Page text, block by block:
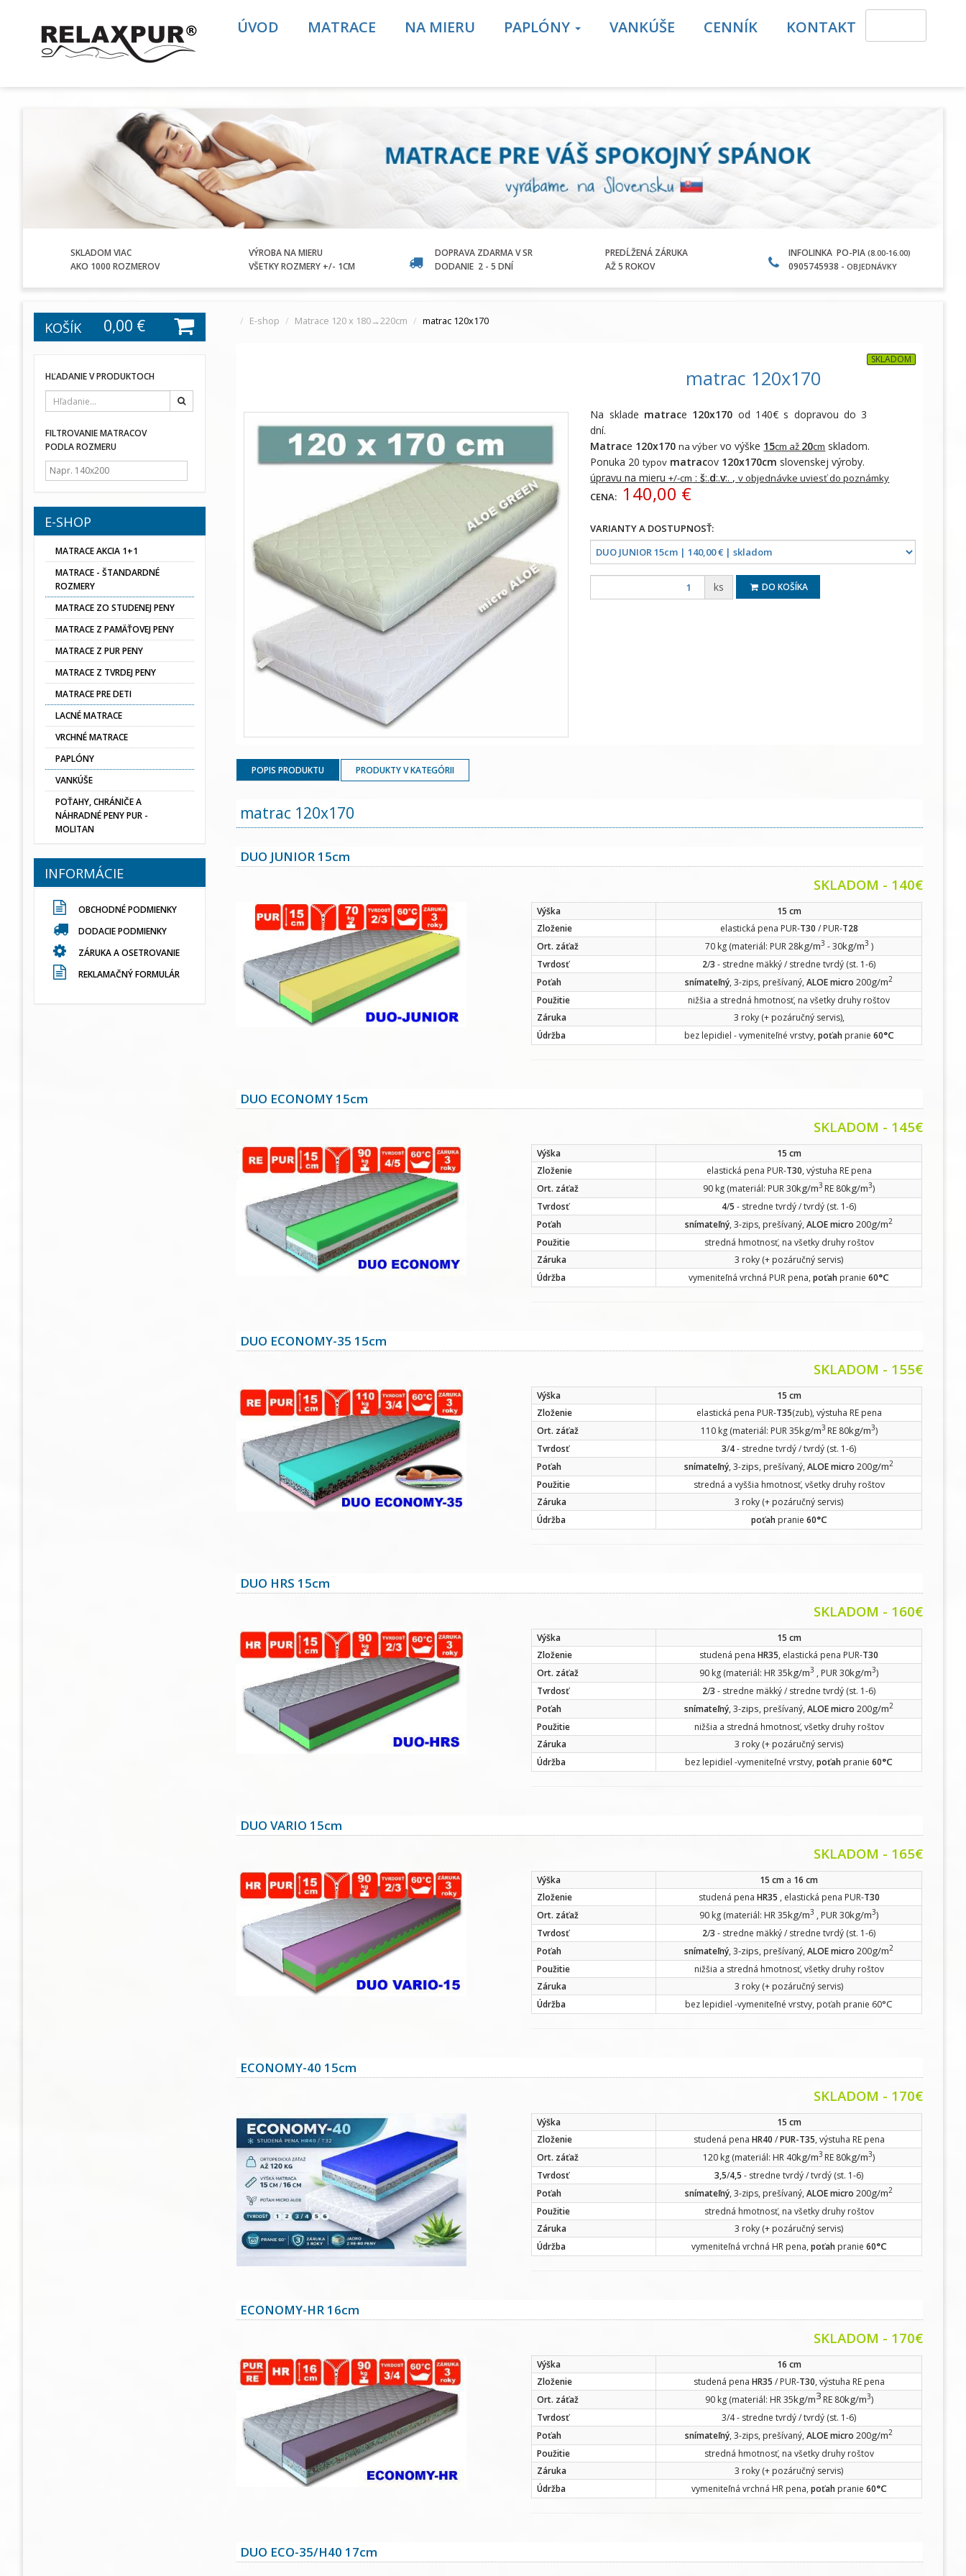
ÚVOD MATRACE NA MIERU PAPLÓNY VANKÚŠE CENNÍK KONTAKT
SKLADOM VIAC
AKO 1000 ROZMEROV
VÝROBA NA MIERU
VŠETKY ROZMERY +/- 1CM
DOPRAVA ZDARMA V SR
DODANIE 2 - 5 DNÍ
PREDĹŽENÁ ZÁRUKA
AŽ 5 ROKOV
INFOLINKA PO-PIA (8.00-16.00)
0905745938 - OBJEDNÁVKY
E-shop Matrace 120 x 180→220cm matrac 120x170
matrac 120x170
SKLADOM
Na sklade matrace 120x170 od 140€ s dopravou do 3
dní.
Matrace 120x170 na výber vo výške 15cm až 20cm skladom.
Ponuka 20typov matracov 120x170cm slovenskej výroby.
úpravu na mieru+/-cm :š:.d:.v:. ,v objednávke uviesť do poznámky
CENA: 140,00 €
ks DO KOŠÍKA
POPIS PRODUKTU PRODUKTY V KATEGÓRII
matrac 120x170
DUO JUNIOR 15cm
SKLADOM - 140€
Výška
15 cm
Zloženie
elastická pena PUR-T30 / PUR-T28
Ort. záťaž
70 kg (materiál: PUR 28kg/m3 - 30kg/m3 )
Tvrdosť
2/3 - stredne mäkký / stredne tvrdý (st. 1-6)
Poťah
snímateľný, 3-zips, prešívaný,ALOE micro 200g/m2
Použitie
nižšia a stredná hmotnosť, na všetky druhy roštov
Záruka
3 roky (+ pozáručný servis),
Údržba
bez lepidiel - vymeniteľné vrstvy, poťahpranie 60°C
DUO ECONOMY 15cm
SKLADOM - 145€
Výška
15 cm
Zloženie
elastická pena PUR-T30, výstuha RE pena
Ort. záťaž
90 kg (materiál: PUR 30kg/m3 RE 80kg/m3)
Tvrdosť
4/5 - stredne tvrdý / tvrdý (st. 1-6)
Poťah
snímateľný, 3-zips, prešívaný,ALOE micro 200g/m2
Použitie
stredná hmotnosť, na všetky druhy roštov
Záruka
3 roky (+ pozáručný servis)
Údržba
vymeniteľná vrchná PUR pena,poťah pranie60°C
DUO ECONOMY-35 15cm
SKLADOM - 155€
Výška
15 cm
Zloženie
elastická pena PUR-T35(zub), výstuha RE pena
Ort. záťaž
110 kg (materiál: PUR 35kg/m3 RE 80kg/m3)
Tvrdosť
3/4- stredne tvrdý / tvrdý (st. 1-6)
Poťah
snímateľný, 3-zips, prešívaný,ALOE micro 200g/m2
Použitie
stredná a vyššia hmotnosť, všetky druhy roštov
Záruka
3 roky (+ pozáručný servis)
Údržba
poťahpranie 60°C
DUO HRS 15cm
SKLADOM - 160€
Výška
15 cm
Zloženie
studená penaHR35, elastická pena PUR-T30
Ort. záťaž
90 kg (materiál: HR 35kg/m3 , PUR 30kg/m3)
Tvrdosť
2/3 - stredne mäkký / stredne tvrdý (st. 1-6)
Poťah
snímateľný, 3-zips, prešívaný,ALOE micro 200g/m2
Použitie
nižšia a stredná hmotnosť, všetky druhy roštov
Záruka
3 roky (+ pozáručný servis)
Údržba
bez lepidiel -vymeniteľné vrstvy,poťah pranie60°C
DUO VARIO 15cm
SKLADOM - 165€
Výška 15 cm a 16 cm
Zloženie
studená pena HR35 , elastická pena PUR-T30
Ort. záťaž
90 kg (materiál: HR 35kg/m3 , PUR 30kg/m3)
Tvrdosť
2/3 - stredne mäkký / stredne tvrdý (st. 1-6)
Poťah
snímateľný, 3-zips, prešívaný,ALOE micro 200g/m2
Použitie
nižšia a stredná hmotnosť, všetky druhy roštov
Záruka
3 roky (+ pozáručný servis)
Údržba
bez lepidiel -vymeniteľné vrstvy, poťah pranie 60°C
ECONOMY-40 15cm
SKLADOM - 170€
Výška
15 cm
Zloženie
studená pena HR40 /PUR-T35, výstuha RE pena
Ort. záťaž
120 kg (materiál: HR 40kg/m3 RE 80kg/m3)
Tvrdosť
3,5/4,5 - stredne tvrdý / tvrdý (st. 1-6)
Poťah
snímateľný, 3-zips, prešívaný,ALOE micro 200g/m2
Použitie
stredná hmotnosť, na všetky druhy roštov
Záruka
3 roky (+ pozáručný servis)
Údržba
vymeniteľná vrchná HR pena, poťahpranie 60°C
ECONOMY-HR 16cm
SKLADOM - 170€
Výška
16 cm
Zloženie
studená pena HR35 / PUR-T30, výstuha RE pena
Ort. záťaž
90 kg (materiál: HR 35kg/m3 RE 80kg/m3)
Tvrdosť
3/4 - stredne tvrdý / tvrdý (st. 1-6)
Poťah
snímateľný, 3-zips, prešívaný,ALOE micro 200g/m2
Použitie
stredná hmotnosť, na všetky druhy roštov
Záruka
3 roky (+ pozáručný servis)
Údržba
vymeniteľná vrchná HR pena, poťahpranie 60°C
DUO ECO-35/H40 17cm
KOŠÍK 0,00 €
HĽADANIE V PRODUKTOCH
FILTROVANIE MATRACOV
PODLA ROZMERU
E-SHOP
MATRACE AKCIA 1+1
MATRACE - ŠTANDARDNÉ
ROZMERY
MATRACE ZO STUDENEJ PENY
MATRACE Z PAMÄŤOVEJ PENY
MATRACE Z PUR PENY
MATRACE Z TVRDEJ PENY
MATRACE PRE DETI
LACNÉ MATRACE
VRCHNÉ MATRACE
PAPLÓNY
VANKÚŠE
POŤAHY, CHRÁNIČE A
NÁHRADNÉ PENY PUR -
MOLITAN
INFORMÁCIE
OBCHODNÉ PODMIENKY
DODACIE PODMIENKY
ZÁRUKA A OSETROVANIE
REKLAMAČNÝ FORMULÁR